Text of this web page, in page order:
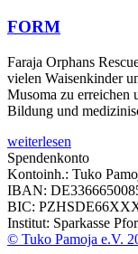
FORM
Faraja Orphans
vielen Waisenkinder
Musoma zu erreichen
Bildung und
weiterlesen
Spendenkonto
Kontoinh.: Tuko
IBAN:
BIC:
Institut: Sparkasse
© Tuko Pamoja e.V.